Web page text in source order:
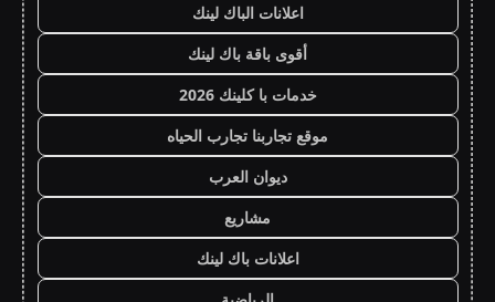
اعلانات الباك لينك
أقوى باقة باك لينك
خدمات با كلينك 2026
موقع تجاربنا تجارب الحياه
ديوان العرب
مشاريع
اعلانات باك لينك